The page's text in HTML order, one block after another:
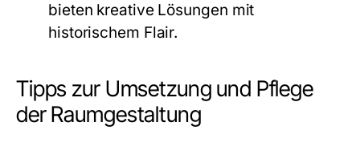
bieten kreative Lösungen mit
historischem Flair.
Tipps zur Umsetzung und Pflege
der Raumgestaltung